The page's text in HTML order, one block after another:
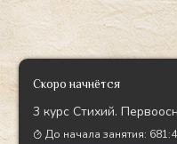
Скоро начнётся
3 курс Стихий.
До начала занятия: